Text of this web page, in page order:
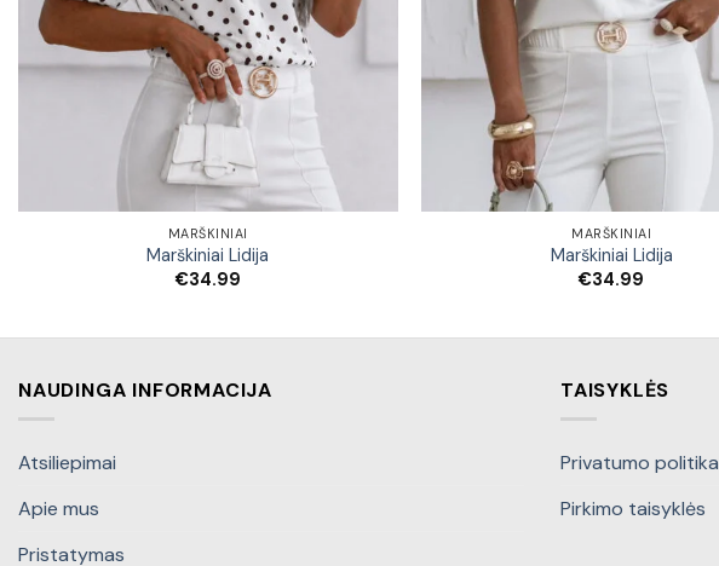
MARŠKINIAI
Marškiniai Lidija
€34.99
MARŠKINIAI
Marškiniai Lidija
€34.99
NAUDINGA INFORMACIJA
Atsiliepimai
Apie mus
Pristatymas
TAISYKLĖS
Privatumo politika
Pirkimo taisyklės